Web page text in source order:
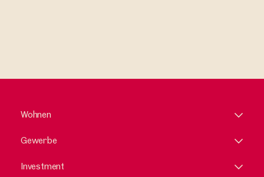
Wohnen
Gewerbe
Investment